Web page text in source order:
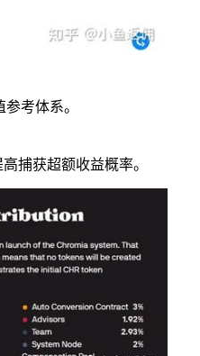
考体系。
捕获超额收益概率。